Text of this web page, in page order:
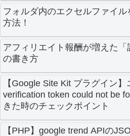
フォルダ内のエクセルファイ
方法！
アフィリエイト報酬が増えた
の書き方
【Google Site Kit プラグイン
verification token could not be
きた時のチェックポイント
【PHP】google trend APIの